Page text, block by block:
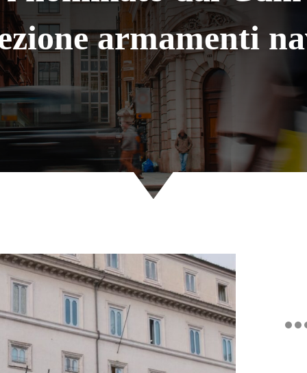
armamenti